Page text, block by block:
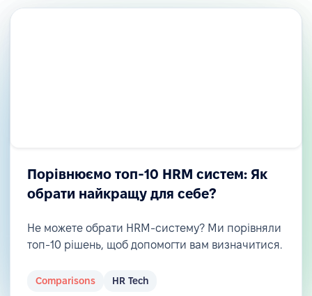
Порівнюємо топ-10 HRM систем: Як
обрати найкращу для себе?
Не можете обрати HRM-систему? Ми порівняли
топ-10 рішень, щоб допомогти вам визначитися.
Comparisons HR Tech